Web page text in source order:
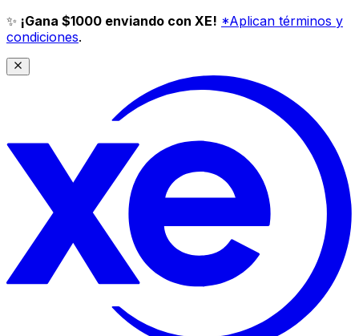
✨ ¡Gana $1000 enviando con XE! *Aplican términos y
condiciones.